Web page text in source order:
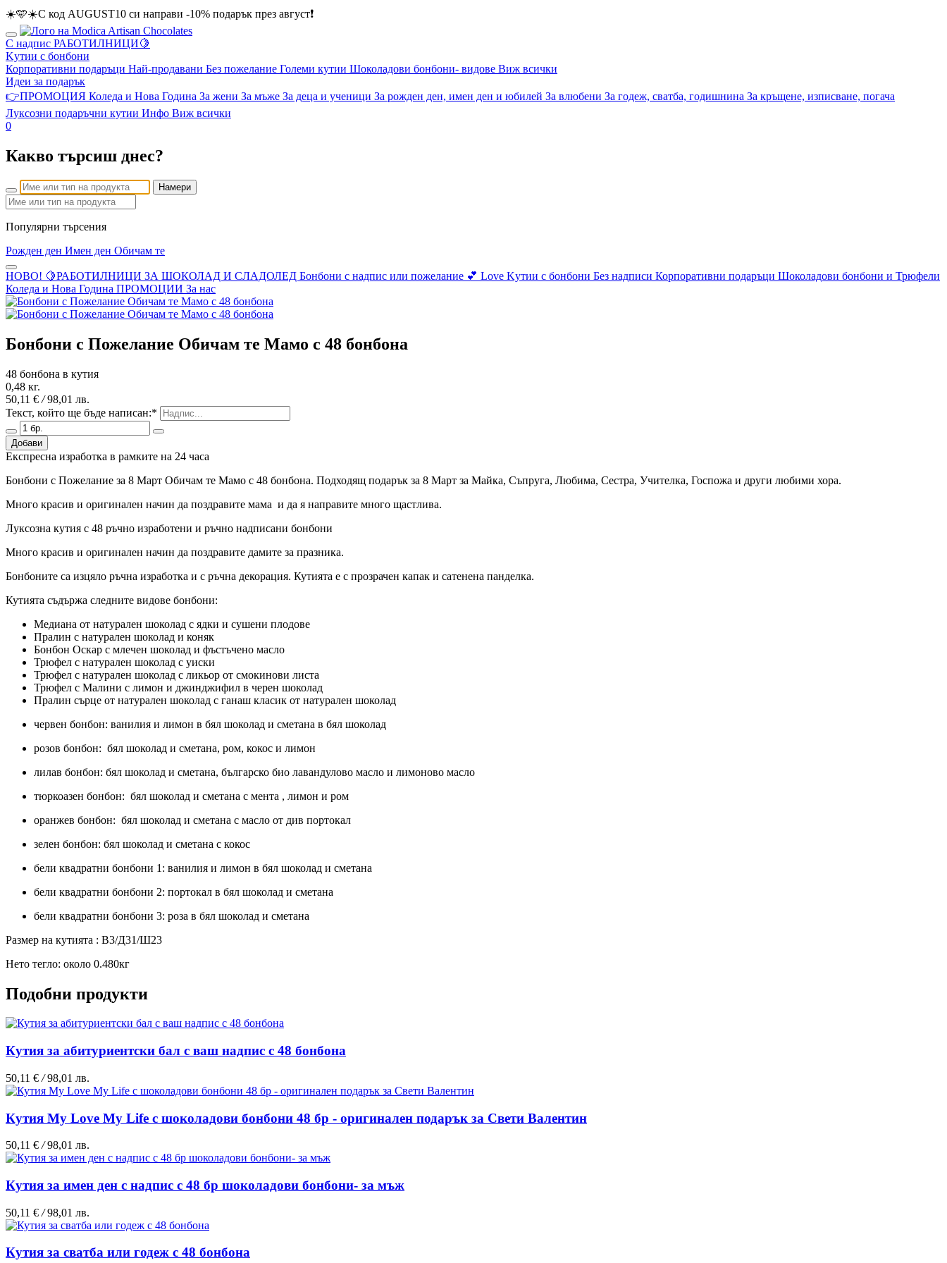
☀️🩵☀️С код AUGUST10 си направи -10% подарък през август❗
С надпис РАБОТИЛНИЦИ🍋
Kутии с бонбони
Корпоративни подаръци Най-продавани Без пожелание Големи кутии Шоколадови бонбони- видове Виж всички
Идеи за подарък
👉ПРОМОЦИЯ Коледа и Нова Година За жени За мъже За деца и ученици За рожден ден, имен ден и юбилей За влюбени За годеж, сватба, годишнина За кръщене, изписване, погача
Луксозни подаръчни кутии Инфо Виж всички
0
Какво търсиш днес?
Намери
Популярни търсения
Рожден ден Имен ден Обичам те
НОВО! 🍋РАБОТИЛНИЦИ ЗА ШОКОЛАД И СЛАДОЛЕД Бонбони с надпис или пожелание 💕 Love Kутии с бонбони Без надписи Корпоративни подаръци Шоколадови бонбони и Трюфели
Коледа и Нова Година ПРОМОЦИИ За нас
Бонбони с Пожелание Обичам те Мамо с 48 бонбона
48 бонбона в кутия
0,48 кг.
50,11 € /98,01 лв.
Текст, който ще бъде написан:*
Добави
Експресна изработка в рамките на 24 часа
Бонбони с Пожелание за 8 Март Обичам те Мамо с 48 бонбона. Подходящ подарък за 8 Март за Майка, Съпруга, Любима, Сестра, Учителка, Госпожа и други любими хора.
Много красив и оригинален начин да поздравите мама и да я направите много щастлива.
Луксозна кутия с 48 ръчно изработени и ръчно надписани бонбони
Много красив и оригинален начин да поздравите дамите за празника.
Бонбоните са изцяло ръчна изработка и с ръчна декорация. Кутията е с прозрачен капак и сатенена панделка.
Кутията съдържа следните видове бонбони:
Медиана от натурален шоколад с ядки и сушени плодове
Пралин с натурален шоколад и коняк
Бонбон Оскар с млечен шоколад и фъстъчено масло
Трюфел с натурален шоколад с уиски
Трюфел с натурален шоколад с ликьор от смокинови листа
Трюфел с Малини с лимон и джинджифил в черен шоколад
Пралин сърце от натурален шоколад с ганаш класик от натурален шоколад
червен бонбон: ванилия и лимон в бял шоколад и сметана в бял шоколад
розов бонбон: бял шоколад и сметана, ром, кокос и лимон
лилав бонбон: бял шоколад и сметана, българско био лавандулово масло и лимоново масло
тюркоазен бонбон: бял шоколад и сметана с мента , лимон и ром
оранжев бонбон: бял шоколад и сметана с масло от див портокал
зелен бонбон: бял шоколад и сметана с кокос
бели квадратни бонбони 1: ванилия и лимон в бял шоколад и сметана
бели квадратни бонбони 2: портокал в бял шоколад и сметана
бели квадратни бонбони 3: роза в бял шоколад и сметана
Размер на кутията : В3/Д31/Ш23
Нето тегло: около 0.480кг
Подобни продукти
Кутия за абитуриентски бал с ваш надпис с 48 бонбона
50,11 € /98,01 лв.
Кутия My Love My Life с шоколадови бонбони 48 бр - оригинален подарък за Свети Валентин
50,11 € /98,01 лв.
Кутия за имен ден с надпис с 48 бр шоколадови бонбони- за мъж
50,11 € /98,01 лв.
Кутия за сватба или годеж с 48 бонбона